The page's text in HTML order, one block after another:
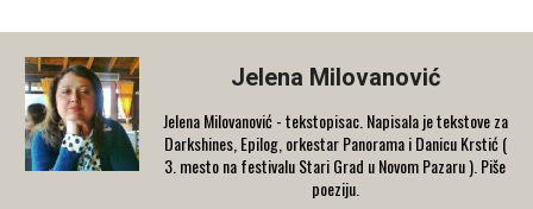
Jelena Milovanović
Jelena Milovanović - tekstopisac. Napisala je tekstove za
Darkshines, Epilog, orkestar Panorama i Danicu Krstić (
3. mesto na festivalu Stari Grad u Novom Pazaru ). Piše
poeziju.